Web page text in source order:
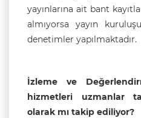
yayınlarına ait bant
almıyorsa yayın
denetimler yapılmaktadır.
İzleme ve
hizmetleri uzmanlar
olarak mı takip ediliyor?